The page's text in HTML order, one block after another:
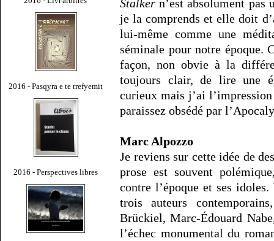
2016 - Pasqyra e te rrefyemit
2016 - Perspectives libres
Stalker n’est absolument
je la comprends et elle doit
lui-même comme une
séminale pour notre époque.
façon, non obvie à la
toujours clair, de lire une
curieux mais j’ai
paraissez obsédé par
Marc Alpozzo
Je reviens sur cette idée de
prose est souvent
contre l’époque et ses
trois auteurs
Brückiel, Marc-Édouard
l’échec monumental du